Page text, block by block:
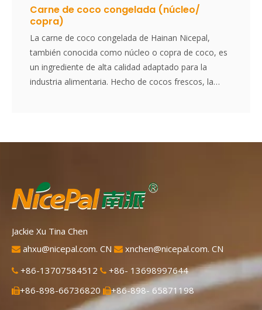
Carne de coco congelada (núcleo/
copra)
La carne de coco congelada de Hainan Nicepal,
también conocida como núcleo o copra de coco, es
un ingrediente de alta calidad adaptado para la
industria alimentaria. Hecho de cocos frescos, la
postres, bebidas, productos horneados y una
los fabricantes.
Jackie Xu Tina Chen
 ahxu@nicepal.com. CN  xnchen@nicepal.com. CN
 +86-13707584512  +86- 13698997644
+86-898-66736820 +86-898- 65871198